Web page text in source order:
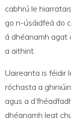
cabhrú le
go n-úsáidfeá do
á dhéanamh agat
a aithint.
Uaireanta is féidir
róchasta a
agus a
dhéanamh leat